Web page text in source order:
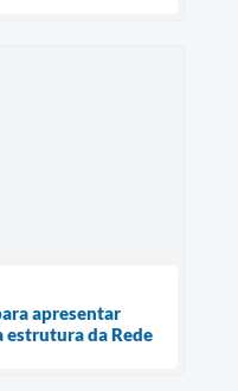
apresentar
estrutura da Rede